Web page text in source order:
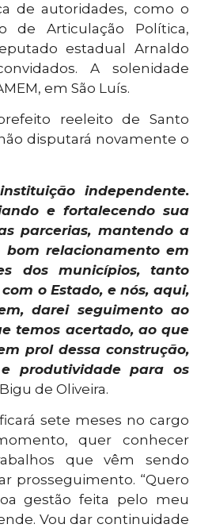
de autoridades, como o
de Articulação Política,
estadual Arnaldo
A solenidade
em São Luís.
reeleito de Santo
disputará novamente o
independente.
e fortalecendo sua
parcerias, mantendo a
bom relacionamento em
dos municípios, tanto
o Estado, e nós, aqui,
darei seguimento ao
temos acertado, ao que
prol dessa construção,
produtividade para os
de Oliveira.
sete meses no cargo
quer conhecer
que vêm sendo
prosseguimento. “Quero
gestão feita pelo meu
Vou dar continuidade